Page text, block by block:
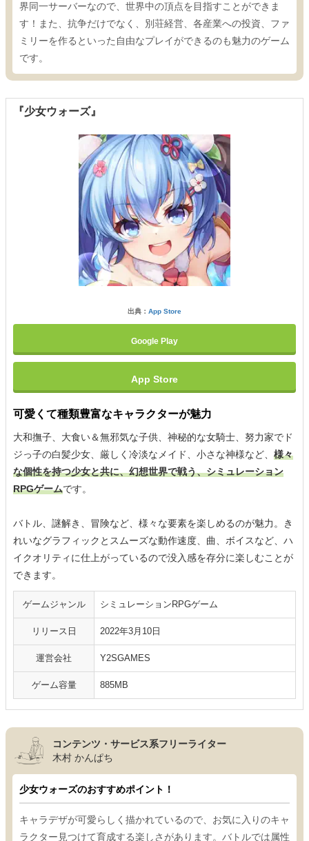
界同一サーバーなので、世界中の頂点を目指すことができま
す！また、抗争だけでなく、別荘経営、各産業への投資、ファ
ミリーを作るといった自由なプレイができるのも魅力のゲーム
です。
『少女ウォーズ』
出典： App Store
Google Play
App Store
可愛くて種類豊富なキャラクターが魅力
大和撫子、大食い＆無邪気な子供、神秘的な女騎士、努力家でド
ジっ子の白髪少女、厳しく冷淡なメイド、小さな神様など、 様々
な個性を持つ少女と共に、幻想世界で戦う、シミュレーション
RPGゲームです。
バトル、謎解き、冒険など、様々な要素を楽しめるのが魅力。き
れいなグラフィックとスムーズな動作速度、曲、ボイスなど、ハ
イクオリティに仕上がっているので没入感を存分に楽しむことが
できます。
ゲームジャンル シミュレーションRPGゲーム
リリース日 2022年3月10日
運営会社 Y2SGAMES
ゲーム容量 885MB
コンテンツ・サービス系フリーライター
木村 かんぱち
少女ウォーズのおすすめポイント！
キャラデザが可愛らしく描かれているので、お気に入りのキャ
ラクター見つけて育成する楽しさがあります。バトルでは属性